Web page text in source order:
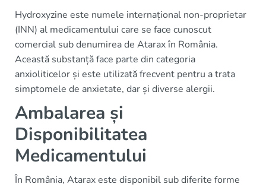
Hydroxyzine este numele internațional non-proprietar
(INN) al medicamentului care se face cunoscut
comercial sub denumirea de Atarax în România.
Această substanță face parte din categoria
anxioliticelor și este utilizată frecvent pentru a trata
simptomele de anxietate, dar și diverse alergii.
Ambalarea și
Disponibilitatea
Medicamentului
În România, Atarax este disponibil sub diferite forme